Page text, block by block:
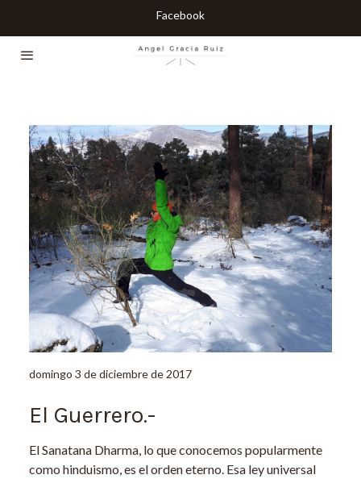
Facebook
domingo 3 de diciembre de 2017
El Guerrero.-
El Sanatana Dharma, lo que conocemos popularmente
como hinduismo, es el orden eterno. Esa ley universal